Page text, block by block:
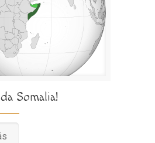
Somalia!